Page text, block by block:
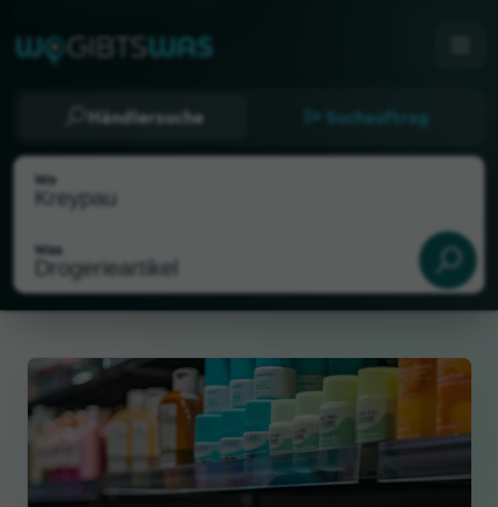
Händlersuche Suchauftrag
Wo
Was
Als meinen Standort wählen